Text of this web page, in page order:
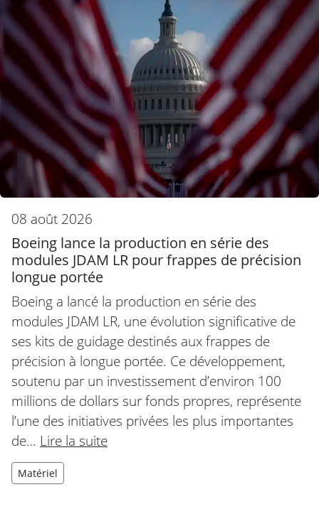
08 août 2026
Boeing lance la production en série des
modules JDAM LR pour frappes de précision
longue portée
Boeing a lancé la production en série des
modules JDAM LR, une évolution significative de
ses kits de guidage destinés aux frappes de
précision à longue portée. Ce développement,
soutenu par un investissement d’environ 100
millions de dollars sur fonds propres, représente
l’une des initiatives privées les plus importantes
de… Lire la suite
Matériel